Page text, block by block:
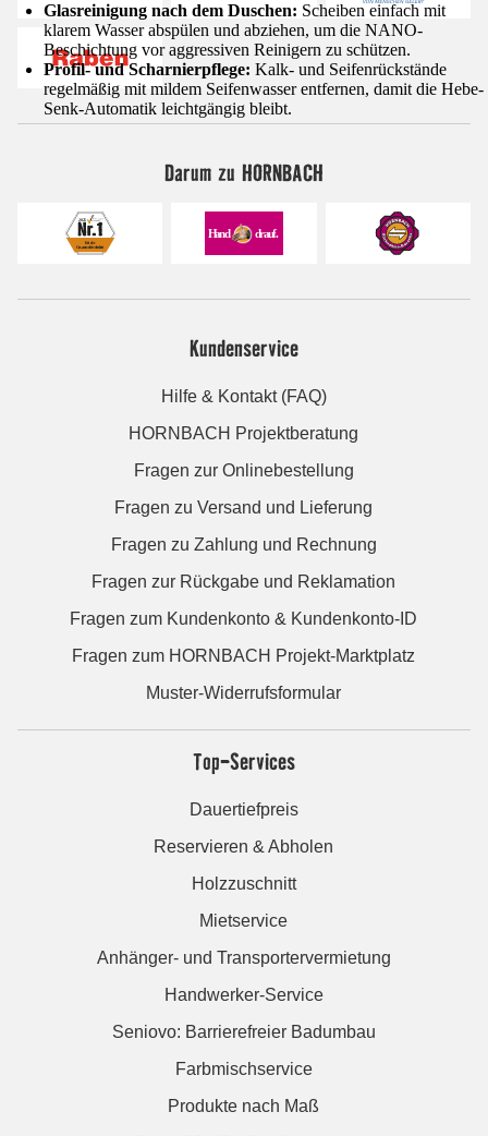
Glasreinigung nach dem Duschen: Scheiben einfach mit
klarem Wasser abspülen und abziehen, um die NANO-
Beschichtung vor aggressiven Reinigern zu schützen.
Profil- und Scharnierpflege: Kalk- und Seifenrückstände
regelmäßig mit mildem Seifenwasser entfernen, damit die Hebe-
Senk-Automatik leichtgängig bleibt.
Darum zu HORNBACH
Kundenservice
Hilfe & Kontakt (FAQ)
HORNBACH Projektberatung
Fragen zur Onlinebestellung
Fragen zu Versand und Lieferung
Fragen zu Zahlung und Rechnung
Fragen zur Rückgabe und Reklamation
Fragen zum Kundenkonto & Kundenkonto-ID
Fragen zum HORNBACH Projekt-Marktplatz
Muster-Widerrufsformular
Top-Services
Dauertiefpreis
Reservieren & Abholen
Holzzuschnitt
Mietservice
Anhänger- und Transportervermietung
Handwerker-Service
Seniovo: Barrierefreier Badumbau
Farbmischservice
Produkte nach Maß